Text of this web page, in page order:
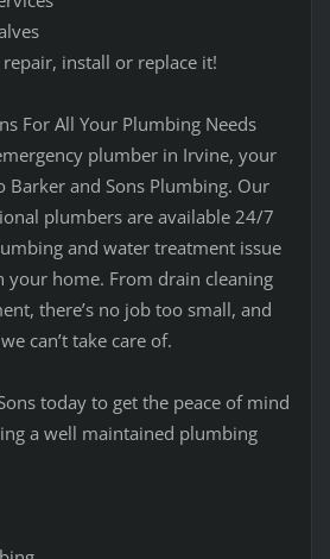
install or replace it!
For All Your Plumbing Needs
plumber in Irvine, your
Barker and Sons Plumbing. Our
plumbers are available 24/7
and water treatment issue
your home. From drain cleaning
there’s no job too small, and
can’t take care of.
today to get the peace of mind
a well maintained plumbing